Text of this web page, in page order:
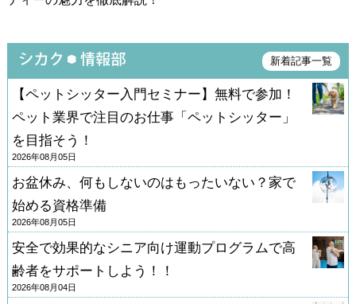
新着記事一覧
【ペットシッター入門セミナー】無料で参加！
ペット業界で注目のお仕事「ペットシッター」
を目指そう！
2026年08月05日
お盆休み、何もしないのはもったいない？家で
始める資格準備
2026年08月05日
安全で効果的なシニア向け運動プログラムで高
齢者をサポートしよう！！
2026年08月04日